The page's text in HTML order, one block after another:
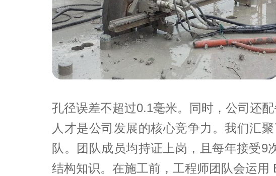
孔径误差不超过0.1毫米。同时，公司还
人才是公司发展的核心竞争力。我们汇
队。团队成员均持证上岗，且每年接受
结构知识。在施工前，工程师团队会运